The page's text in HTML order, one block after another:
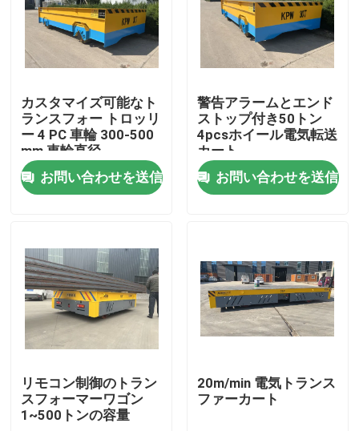
家
ビデオ
私達について
工場旅行
カスタマイズ可能なト
ランスフォー トロッリ
ー 4 PC 車輪 300-500
mm 車輪直径
お問い合わせを送信
警告アラームとエンド
ストップ付き50トン
4pcsホイール電気転送
カート
お問い合わせを送信
リモコン制御のトラン
スフォーマーワゴン
1~500トンの容量
20m/min 電気トランス
ファーカート